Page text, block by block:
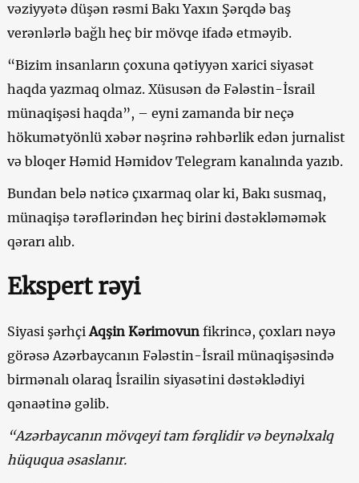
vəziyyətə düşən rəsmi Bakı Yaxın Şərqdə baş
verənlərlə bağlı heç bir mövqe ifadə etməyib.
“Bizim insanların çoxuna qətiyyən xarici siyasət
haqda yazmaq olmaz. Xüsusən də Fələstin-İsrail
münaqişəsi haqda”, – eyni zamanda bir neçə
hökumətyönlü xəbər nəşrinə rəhbərlik edən jurnalist
və bloqer Həmid Həmidov Telegram kanalında yazıb.
Bundan belə nəticə çıxarmaq olar ki, Bakı susmaq,
münaqişə tərəflərindən heç birini dəstəkləməmək
qərarı alıb.
Ekspert rəyi
Siyasi şərhçiAqşin Kərimovunfikrincə, çoxları nəyə
görəsə Azərbaycanın Fələstin-İsrail münaqişəsində
birmənalı olaraq İsrailin siyasətini dəstəklədiyi
qənaətinə gəlib.
“Azərbaycanın mövqeyi tam fərqlidir və beynəlxalq
hüququa əsaslanır.